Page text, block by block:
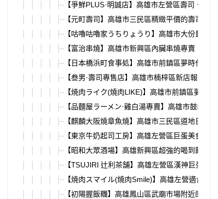
【爭鮮PLUS·明誠店】高雄市左營區壽司、日
【元町壽司】高雄市三民區精緻平價的壽司、
【咕嚕咕嚕家うちりょうり】高雄市大份量咖
【富治串燒】高雄市新興區內臟串燒專賣，新
【日本橋浜町食事処】高雄市前鎮區夢時代美
【叁男·壽司專售店】高雄市楠梓區新店報報，
【焼肉ライク(燒肉LIKE)】高雄市前鎮區夢時
【品麵屋ラーメン·雞白湯專賣】高雄市鼓山區
【麒麟大阪燒章魚燒】高雄市三民區道地日式
【東京牛奶起司工房】高雄左營區巨蛋美食甜
【昭和大眾酒場】高雄新興區超強的喝到飽居
【TSUJIRI 辻利茶舗】高雄左營區漢神巨蛋
【焼肉スマイル(燒肉Smile)】高雄左營適合
【初陽握飯糰】高雄鳳山區武廟市場附近的銅